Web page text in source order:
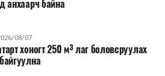
нь “Автомашингүй өдөр”-т
Найзуудтайгаа том талбайтай
анхаарч байна
08/07
хоногт 250 м³ лаг боловсруулах